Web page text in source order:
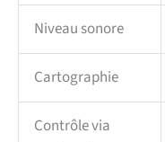
Niveau sonore
Cartographie
Contrôle via